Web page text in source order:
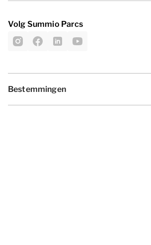
Volg Summio Parcs
Bestemmingen